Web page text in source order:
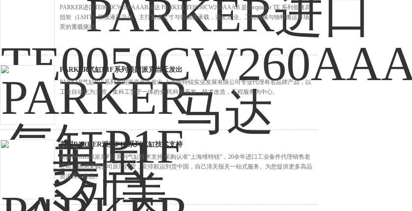
PARKER进口TE0050CW260AAAB马达 PARKER TE0050CW260AAAB 是Torqmotor TE 系列低速高
扭矩（LSHT）摆线液压马达，主打紧凑尺寸与强侧载承载，适配农业、工程机械与物料搬运等场
景的重载驱动。
PARKER气缸P1F系列美国派克当天发出
PARKER气缸P1F系列美国派克当天发出 上海维特锐实业发展有限公司专业代理有名品牌产品，以
工业自动化为主营，集科工贸于一体的全 民科研开发，技术改造，工程服务为中心。
美国PARKER派克P1F系列气缸技术支持
美国PARKER派克P1F系列气缸技术支持 采购认准“上海维特锐“，20余年进口工业备件代理销售老
公司，德国采购公司原厂订货，安排航运到货中国，自己清关报关一站式服务。为您提供更多高品
质进口工业品。